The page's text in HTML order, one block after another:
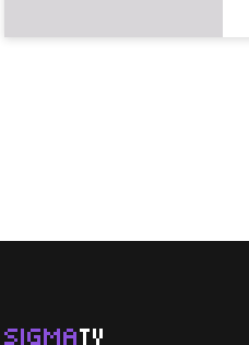
SIGMATV